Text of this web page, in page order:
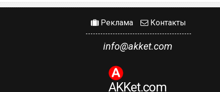
Реклама Контакты
info@akket.com
AKKet.com